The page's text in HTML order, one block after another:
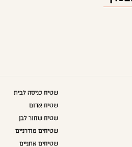
שטיח כניסה לבית
שטיח אדום
שטיח שחור לבן
שטיחים מודרניים
שטיחים אתניים